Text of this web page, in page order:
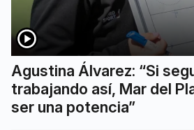
Agustina Álvarez: “Si
trabajando así, Mar del
ser una potencia”